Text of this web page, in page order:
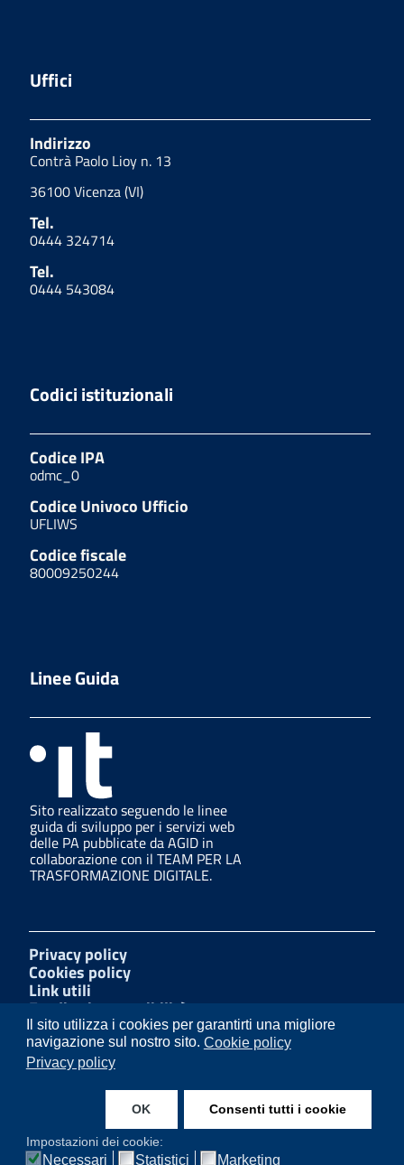
Il sito utilizza i cookies per garantirti una migliore
navigazione sul nostro sito. Cookie policy
Privacy policy
OK Consenti tutti i cookie
Impostazioni dei cookie:
Necessari Statistici Marketing
Uffici
Indirizzo
Contrà Paolo Lioy n. 13
36100 Vicenza (VI)
Tel.
0444 324714
Tel.
0444 543084
Codici istituzionali
Codice IPA
odmc_0
Codice Univoco Ufficio
UFLIWS
Codice fiscale
80009250244
Linee Guida
Sito realizzato seguendo le linee
guida di sviluppo per i servizi web
delle PA pubblicate da AGID in
collaborazione con il TEAM PER LA
TRASFORMAZIONE DIGITALE.
Privacy policy
Cookies policy
Link utili
Feedback accessibilità
Amministrazione trasparente
Mappa del sito
W3C Css
Facebook